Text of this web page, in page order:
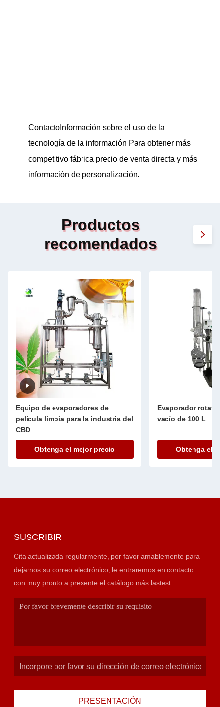
ContactoInformación sobre el uso de la
tecnología de la información Para obtener más
competitivo fábrica precio de venta directa y más
información de personalización.
Productos
recomendados
Evaporador rotativo térmico al
vacío de 100 L
Obtenga el mejor precio
Reactor de
5L, reactor de
Obtenga
SUSCRIBIR
Cita actualizada regularmente, por favor amablemente para
dejarnos su correo electrónico, le entraremos en contacto
con muy pronto a presente el catálogo más lastest.
PRESENTACIÓN